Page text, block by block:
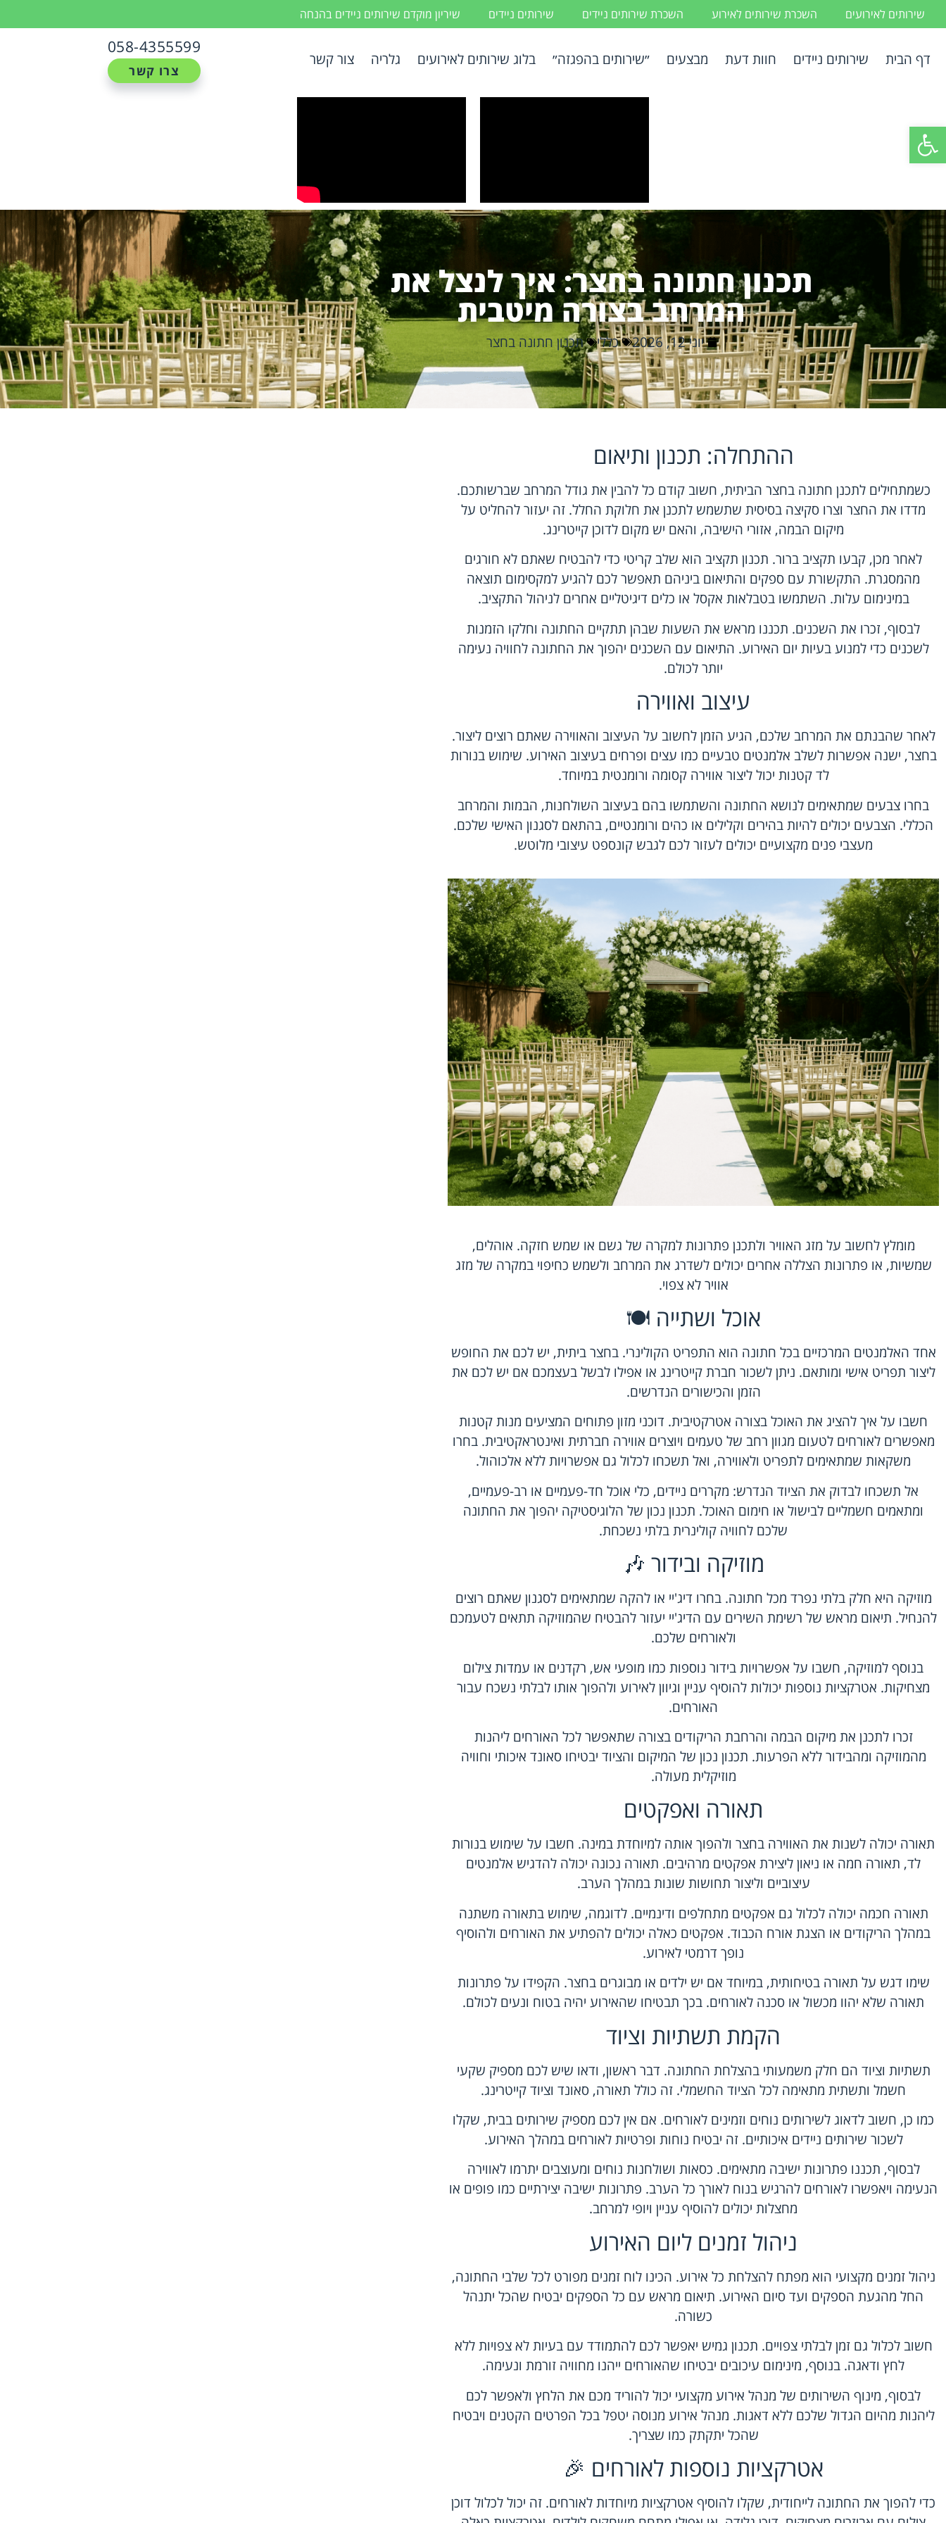
פתח סרגל נגישות
שירותים לאירועים השכרת שירותים לאירוע השכרת שירותים ניידים שירותים ניידים שיריון מוקדם שירותים ניידים בהנחה
דף הבית שירותים ניידים חוות דעת מבצעים ״שירותים בהפגזה״ בלוג שירותים לאירועים גלריה צור קשר
058-4355599
צרו קשר
תכנון חתונה בחצר: איך לנצל את
המרחב בצורה מיטבית
יוני 12, 2026 כללי תכנון חתונה בחצר
ההתחלה: תכנון ותיאום
כשמתחילים לתכנן חתונה בחצר הביתית, חשוב קודם כל להבין את גודל המרחב שברשותכם.
מדדו את החצר וצרו סקיצה בסיסית שתשמש לתכנן את חלוקת החלל. זה יעזור להחליט על
מיקום הבמה, אזורי הישיבה, והאם יש מקום לדוכן קייטרינג.
לאחר מכן, קבעו תקציב ברור. תכנון תקציב הוא שלב קריטי כדי להבטיח שאתם לא חורגים
מהמסגרת. התקשורת עם ספקים והתיאום ביניהם תאפשר לכם להגיע למקסימום תוצאה
במינימום עלות. השתמשו בטבלאות אקסל או כלים דיגיטליים אחרים לניהול התקציב.
לבסוף, זכרו את השכנים. תכננו מראש את השעות שבהן תתקיים החתונה וחלקו הזמנות
לשכנים כדי למנוע בעיות יום האירוע. התיאום עם השכנים יהפוך את החתונה לחוויה נעימה
יותר לכולם.
עיצוב ואווירה
לאחר שהבנתם את המרחב שלכם, הגיע הזמן לחשוב על העיצוב והאווירה שאתם רוצים ליצור.
בחצר, ישנה אפשרות לשלב אלמנטים טבעיים כמו עצים ופרחים בעיצוב האירוע. שימוש בנורות
לד קטנות יכול ליצור אווירה קסומה ורומנטית במיוחד.
בחרו צבעים שמתאימים לנושא החתונה והשתמשו בהם בעיצוב השולחנות, הבמות והמרחב
הכללי. הצבעים יכולים להיות בהירים וקלילים או כהים ורומנטיים, בהתאם לסגנון האישי שלכם.
מעצבי פנים מקצועיים יכולים לעזור לכם לגבש קונספט עיצובי מלוטש.
מומלץ לחשוב על מזג האוויר ולתכנן פתרונות למקרה של גשם או שמש חזקה. אוהלים,
שמשיות, או פתרונות הצללה אחרים יכולים לשדרג את המרחב ולשמש כחיפוי במקרה של מזג
אוויר לא צפוי.
אוכל ושתייה 🍽️
אחד האלמנטים המרכזיים בכל חתונה הוא התפריט הקולינרי. בחצר ביתית, יש לכם את החופש
ליצור תפריט אישי ומותאם. ניתן לשכור חברת קייטרינג או אפילו לבשל בעצמכם אם יש לכם את
הזמן והכישורים הנדרשים.
חשבו על איך להציג את האוכל בצורה אטרקטיבית. דוכני מזון פתוחים המציעים מנות קטנות
מאפשרים לאורחים לטעום מגוון רחב של טעמים ויוצרים אווירה חברתית ואינטראקטיבית. בחרו
משקאות שמתאימים לתפריט ולאווירה, ואל תשכחו לכלול גם אפשרויות ללא אלכוהול.
אל תשכחו לבדוק את הציוד הנדרש: מקררים ניידים, כלי אוכל חד-פעמיים או רב-פעמיים,
ומתאמים חשמליים לבישול או חימום האוכל. תכנון נכון של הלוגיסטיקה יהפוך את החתונה
שלכם לחוויה קולינרית בלתי נשכחת.
מוזיקה ובידור 🎶
מוזיקה היא חלק בלתי נפרד מכל חתונה. בחרו דיג'יי או להקה שמתאימים לסגנון שאתם רוצים
להנחיל. תיאום מראש של רשימת השירים עם הדיג'יי יעזור להבטיח שהמוזיקה תתאים לטעמכם
ולאורחים שלכם.
בנוסף למוזיקה, חשבו על אפשרויות בידור נוספות כמו מופעי אש, רקדנים או עמדות צילום
מצחיקות. אטרקציות נוספות יכולות להוסיף עניין וגיוון לאירוע ולהפוך אותו לבלתי נשכח עבור
האורחים.
זכרו לתכנן את מיקום הבמה והרחבת הריקודים בצורה שתאפשר לכל האורחים ליהנות
מהמוזיקה ומהבידור ללא הפרעות. תכנון נכון של המיקום והציוד יבטיחו סאונד איכותי וחוויה
מוזיקלית מעולה.
תאורה ואפקטים
תאורה יכולה לשנות את האווירה בחצר ולהפוך אותה למיוחדת במינה. חשבו על שימוש בנורות
לד, תאורה חמה או ניאון ליצירת אפקטים מרהיבים. תאורה נכונה יכולה להדגיש אלמנטים
עיצוביים וליצור תחושות שונות במהלך הערב.
תאורה חכמה יכולה לכלול גם אפקטים מתחלפים ודינמיים. לדוגמה, שימוש בתאורה משתנה
במהלך הריקודים או הצגת אורח הכבוד. אפקטים כאלה יכולים להפתיע את האורחים ולהוסיף
נופך דרמטי לאירוע.
שימו דגש על תאורה בטיחותית, במיוחד אם יש ילדים או מבוגרים בחצר. הקפידו על פתרונות
תאורה שלא יהוו מכשול או סכנה לאורחים. בכך תבטיחו שהאירוע יהיה בטוח ונעים לכולם.
הקמת תשתיות וציוד
תשתיות וציוד הם חלק משמעותי בהצלחת החתונה. דבר ראשון, ודאו שיש לכם מספיק שקעי
חשמל ותשתית מתאימה לכל הציוד החשמלי. זה כולל תאורה, סאונד וציוד קייטרינג.
כמו כן, חשוב לדאוג לשירותים נוחים וזמינים לאורחים. אם אין לכם מספיק שירותים בבית, שקלו
לשכור שירותים ניידים איכותיים. זה יבטיח נוחות ופרטיות לאורחים במהלך האירוע.
לבסוף, תכננו פתרונות ישיבה מתאימים. כסאות ושולחנות נוחים ומעוצבים יתרמו לאווירה
הנעימה ויאפשרו לאורחים להרגיש בנוח לאורך כל הערב. פתרונות ישיבה יצירתיים כמו פופים או
מחצלות יכולים להוסיף עניין ויופי למרחב.
ניהול זמנים ליום האירוע
ניהול זמנים מקצועי הוא מפתח להצלחת כל אירוע. הכינו לוח זמנים מפורט לכל שלבי החתונה,
החל מהגעת הספקים ועד סיום האירוע. תיאום מראש עם כל הספקים יבטיח שהכל יתנהל
כשורה.
חשוב לכלול גם זמן לבלתי צפויים. תכנון גמיש יאפשר לכם להתמודד עם בעיות לא צפויות ללא
לחץ ודאגה. בנוסף, מינימום עיכובים יבטיחו שהאורחים ייהנו מחוויה זורמת ונעימה.
לבסוף, מינוף השירותים של מנהל אירוע מקצועי יכול להוריד מכם את הלחץ ולאפשר לכם
ליהנות מהיום הגדול שלכם ללא דאגות. מנהל אירוע מנוסה יטפל בכל הפרטים הקטנים ויבטיח
שהכל יתקתק כמו שצריך.
אטרקציות נוספות לאורחים 🎉
כדי להפוך את החתונה לייחודית, שקלו להוסיף אטרקציות מיוחדות לאורחים. זה יכול לכלול דוכן